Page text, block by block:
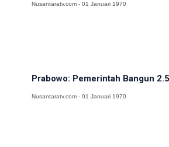
Nusantaratv.com - 01 Januari 1970
Prabowo: Pemerintah Bangun
Nusantaratv.com - 01 Januari 1970